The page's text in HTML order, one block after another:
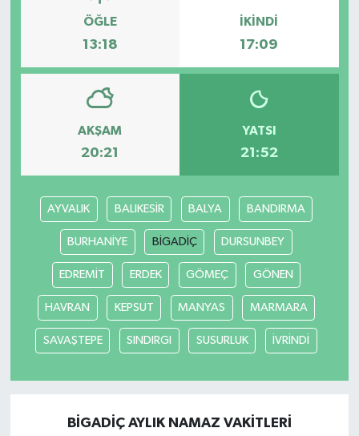
ÖĞLE
13:18
İKINDI
17:09
AKŞAM
20:21
YATSI
21:52
AYVALIK BALIKESİR BALYA BANDIRMA
BURHANİYE BİGADİÇ DURSUNBEY
EDREMİT ERDEK GÖMEÇ GÖNEN
HAVRAN KEPSUT MANYAS MARMARA
SAVAŞTEPE SINDIRGI SUSURLUK İVRİNDİ
BİGADİÇ AYLIK NAMAZ VAKITLERI